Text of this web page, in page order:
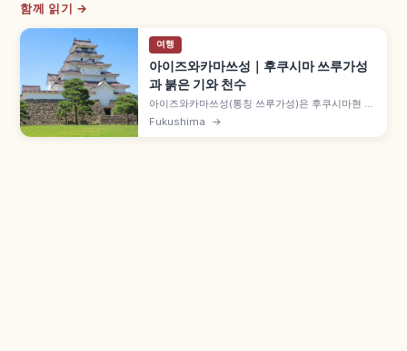
함께 읽기 →
여행
아이즈와카마쓰성｜후쿠시마 쓰루가성
과 붉은 기와 천수
아이즈와카마쓰성(통칭 쓰루가성)은 후쿠시마현 아
이즈와카마쓰시의 일본 명성으로, 1384년(시토쿠
Fukushima →